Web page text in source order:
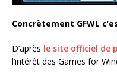
Concrètement GFWL
D’après le site officiel de
l’intérêt des Games for